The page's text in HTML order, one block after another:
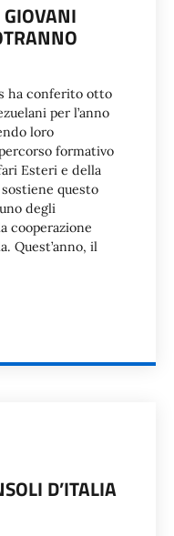
ha conferito otto
per l’anno
loro
formativo
Esteri e della
questo
degli
cooperazione
Quest’anno, il
D’ITALIA